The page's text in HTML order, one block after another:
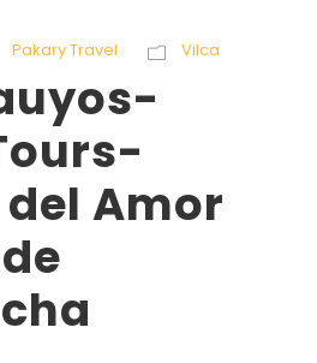
Pakary Travel Vilca
Amor